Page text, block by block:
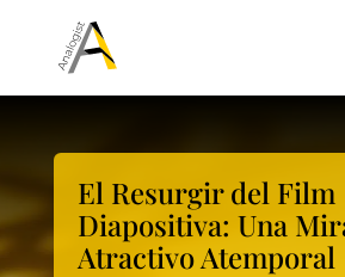
El Resurgir del Film
Diapositiva: Una
Atractivo Atemporal